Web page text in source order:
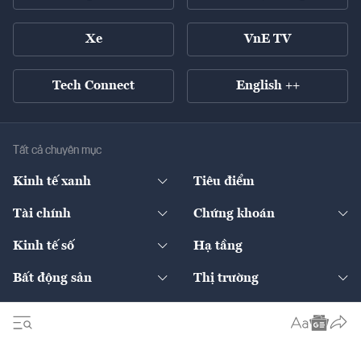
Xe VnE TV
Tech Connect English ++
Tất cả chuyên mục
Kinh tế xanh
Diễn đàn
Tiêu điểm
Tài chính
Ngân hàng
Bảo hiểm
Chứng khoán
Doanh nghiệp niêm yết
Kinh tế số
Sản phẩm - Thị trường
Dịch vụ số
Hạ tầng
Bất động sản
Chính sách
Thị trường
Thị trường
Xuất nhập khẩu
Kinh tế